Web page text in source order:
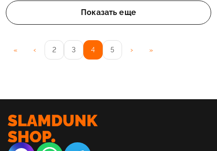
Показать еще
« ‹ 2 3 4 5 › »